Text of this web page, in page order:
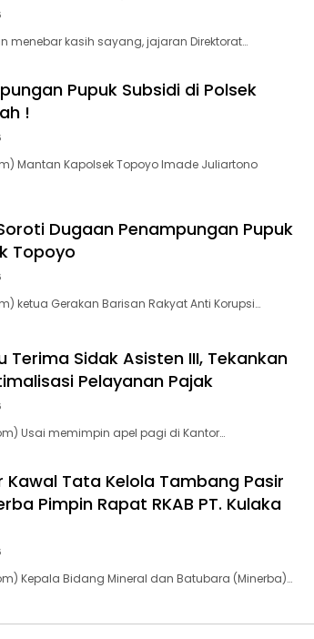
menebar kasih sayang, jajaran Direktorat…
Pupuk Subsidi di Polsek
!
Mantan Kapolsek Topoyo Imade Juliartono
Dugaan Penampungan Pupuk
Topoyo
ketua Gerakan Barisan Rakyat Anti Korupsi…
Terima Sidak Asisten III, Tekankan
Pelayanan Pajak
Usai memimpin apel pagi di Kantor…
Kawal Tata Kelola Tambang Pasir
Pimpin Rapat RKAB PT. Kulaka
Kepala Bidang Mineral dan Batubara (Minerba)…